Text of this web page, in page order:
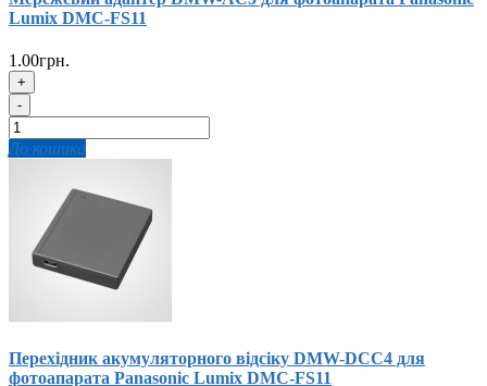
Lumix DMC-FS11
1.00грн.
+
-
До кошика
Перехідник акумуляторного відсіку DMW-DCC4 для
фотоапарата Panasonic Lumix DMC-FS11